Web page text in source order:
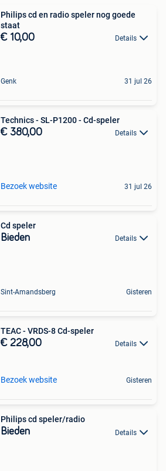
Philips cd en radio speler nog goede
staat
€ 10,00 Details
Genk 31 jul 26
Technics - SL-P1200 - Cd-speler
€ 380,00 Details
Bezoek website 31 jul 26
Cd speler
Bieden Details
Sint-Amandsberg Gisteren
TEAC - VRDS-8 Cd-speler
€ 228,00 Details
Bezoek website Gisteren
Philips cd speler/radio
Bieden Details